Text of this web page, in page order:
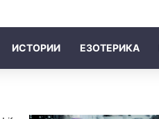
ИСТОРИИ ЕЗОТЕРИКА